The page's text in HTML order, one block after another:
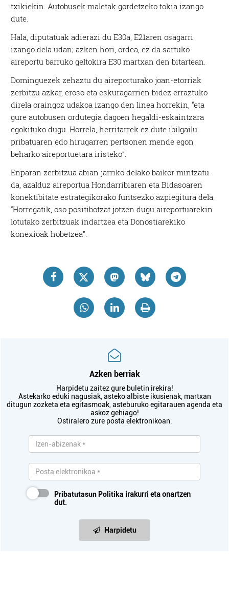
txikiekin. Autobusek maletak gordetzeko tokia izango
dute.
Hala, diputatuak adierazi du E30a, E21aren osagarri
izango dela udan; azken hori, ordea, ez da sartuko
aireportu barruko geltokira E30 martxan den bitartean.
Dominguezek zehaztu du aireporturako joan-etorriak
zerbitzu azkar, eroso eta eskuragarrien bidez erraztuko
direla oraingoz udakoa izango den linea horrekin, “eta
gure autobusen ordutegia dagoen hegaldi-eskaintzara
egokituko dugu. Horrela, herritarrek ez dute ibilgailu
pribatuaren edo hirugarren pertsonen mende egon
beharko aireportuetara iristeko”.
Enparan zerbitzua abian jarriko delako baikor mintzatu
da, azalduz aireportua Hondarribiaren eta Bidasoaren
konektibitate estrategikorako funtsezko azpiegitura dela.
“Horregatik, oso positibotzat jotzen dugu aireportuarekin
lotutako zerbitzuak indartzea eta Donostiarekiko
konexioak hobetzea”.
Azken berriak
Harpidetu zaitez gure buletin irekira!
Astekarko eduki nagusiak, asteko albiste ikusienak, martxan
ditugun zozketa eta egitasmoak, asteburuko egitarauen agenda eta
askoz gehiago!
Ostiralero zure posta elektronikoan.
Pribatutasun Politika irakurri eta onartzen
dut.
Harpidetu